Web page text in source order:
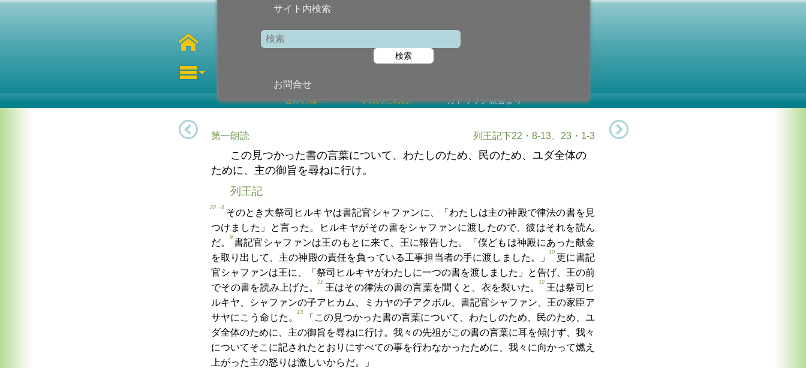
サイト内検索
検索
お問合せ
信仰の糧... 今日のために! カトリック教会より
第一朗読 列王記下22・8-13、23・1-3
この見つかった書の言葉について、わたしのため、民のため、ユダ全体の
ために、主の御旨を尋ねに行け。
列王記
22・8
そのとき大祭司ヒルキヤは書記官シャファンに、「わたしは主の神殿で律法の書を見
つけました」と言った。ヒルキヤがその書をシャファンに渡したので、彼はそれを読ん
だ。
9
書記官シャファンは王のもとに来て、王に報告した。「僕どもは神殿にあった献金
を取り出して、主の神殿の責任を負っている工事担当者の手に渡しました。」
10
更に書記
官シャファンは王に、「祭司ヒルキヤがわたしに一つの書を渡しました」と告げ、王の前
でその書を読み上げた。
11
王はその律法の書の言葉を聞くと、衣を裂いた。
12
王は祭司ヒ
ルキヤ、シャファンの子アヒカム、ミカヤの子アクボル、書記官シャファン、王の家臣ア
サヤにこう命じた。
13
「この見つかった書の言葉について、わたしのため、民のため、ユ
ダ全体のために、主の御旨を尋ねに行け。我々の先祖がこの書の言葉に耳を傾けず、我々
についてそこに記されたとおりにすべての事を行わなかったために、我々に向かって燃え
上がった主の怒りは激しいからだ。」